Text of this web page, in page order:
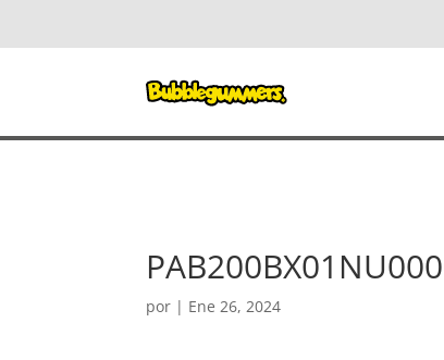
por | Ene 26, 2024